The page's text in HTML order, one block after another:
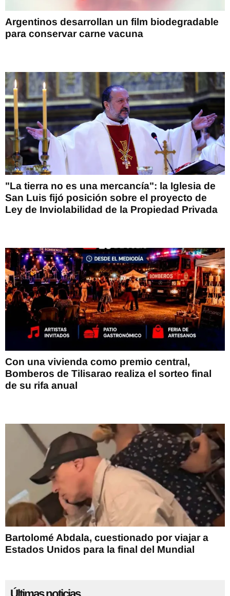
Argentinos desarrollan un film biodegradable
para conservar carne vacuna
"La tierra no es una mercancía": la Iglesia de
San Luis fijó posición sobre el proyecto de
Ley de Inviolabilidad de la Propiedad Privada
Con una vivienda como premio central,
Bomberos de Tilisarao realiza el sorteo final
de su rifa anual
Bartolomé Abdala, cuestionado por viajar a
Estados Unidos para la final del Mundial